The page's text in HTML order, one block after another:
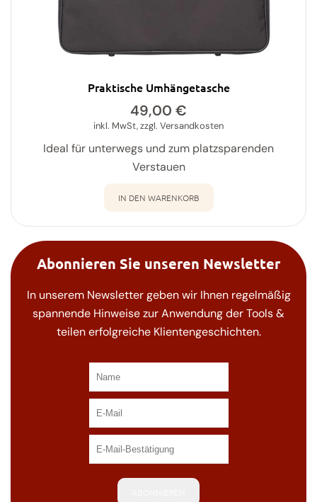
Praktische Umhängetasche
49,00 €
inkl. MwSt, zzgl. Versandkosten
Ideal für unterwegs und zum platzsparenden
Verstauen
IN DEN WARENKORB
Abonnieren Sie unseren Newsletter
In unserem Newsletter geben wir Ihnen regelmäßig
spannende Hinweise zur Anwendung der Tools &
teilen erfolgreiche Klientengeschichten.